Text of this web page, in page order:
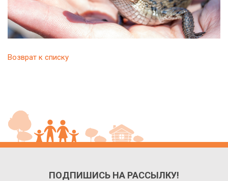
Возврат к списку
ПОДПИШИСЬ НА РАССЫЛКУ!